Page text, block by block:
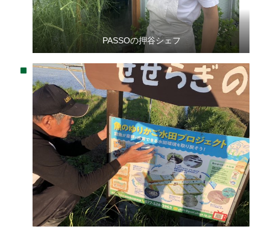
PASSOの押谷シェフ